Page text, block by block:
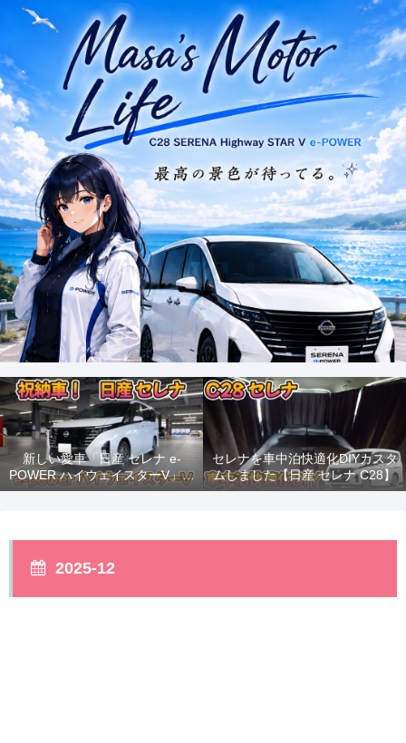
新しい愛車「日産 セレナ e-
POWER ハイウェイスターV」納
車！
セレナを車中泊快適化DIYカスタ
ムしました【日産 セレナ C28】
2025-12